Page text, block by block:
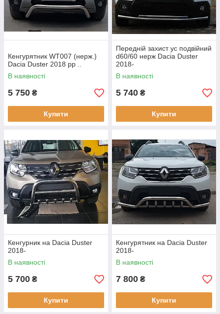
Кенгурятник WT007 (нерж.)
Dacia Duster 2018 рр ..
В наявності
5 750 ₴
Купити
Передній захист ус подвійний
d60/60 нерж Dacia Duster
2018-
В наявності
5 740 ₴
Купити
Кенгурник на Dacia Duster
2018-
В наявності
5 700 ₴
Купити
Кенгурятник на Dacia Duster
2018-
В наявності
7 800 ₴
Купити